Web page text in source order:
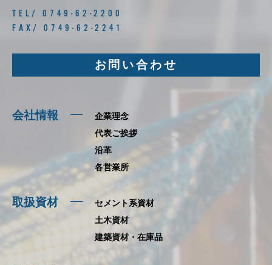
TEL/ 0749-62-2200
FAX/ 0749-62-2241
お問い合わせ
会社情報
企業理念
代表ご挨拶
沿革
各営業所
取扱資材
セメント系資材
土木資材
建築資材・在庫品